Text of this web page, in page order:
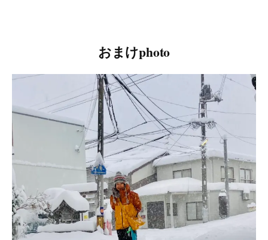
おまけphoto